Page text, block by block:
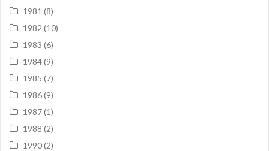
1981 (8)
1982 (10)
1983 (6)
1984(9)
1985 (7)
1986(9)
1987(1)
1988 (2)
1990(2)